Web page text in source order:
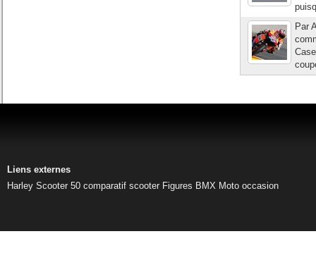
Par
Liens externes
Harley Scooter 50 comparatif scooter Figures BMX Moto occasion